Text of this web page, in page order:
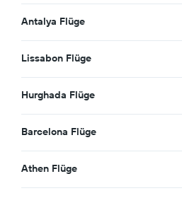
Antalya Flüge
Lissabon Flüge
Hurghada Flüge
Barcelona Flüge
Athen Flüge